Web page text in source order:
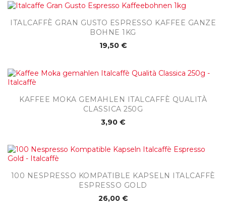
ITALCAFFÈ GRAN GUSTO ESPRESSO KAFFEE GANZE
BOHNE 1KG
19,50 €
KAFFEE MOKA GEMAHLEN ITALCAFFÈ QUALITÀ
CLASSICA 250G
3,90 €
100 NESPRESSO KOMPATIBLE KAPSELN ITALCAFFÈ
ESPRESSO GOLD
26,00 €